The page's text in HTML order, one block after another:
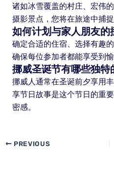
诸如冰雪覆盖的村庄、宏伟
摄影景点，您将在旅途中捕捉
如何计划与家人朋友的
确定合适的住宿、选择有趣
确保每位参加者都能享受到愉
挪威圣诞节有哪些独特
挪威人通常在圣诞前夕享用
享节日故事是这个节日的重
密感。
PREVIOUS